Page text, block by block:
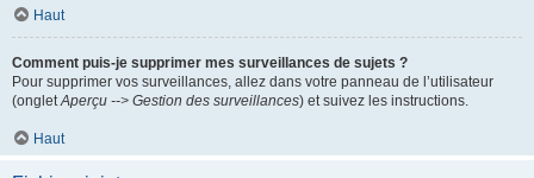
Haut
Comment puis-je supprimer mes surveillances de sujets ?
Pour supprimer vos surveillances, allez dans votre panneau de l’utilisateur
(ongletAperçu --> Gestion des surveillances) et suivez les instructions.
Haut